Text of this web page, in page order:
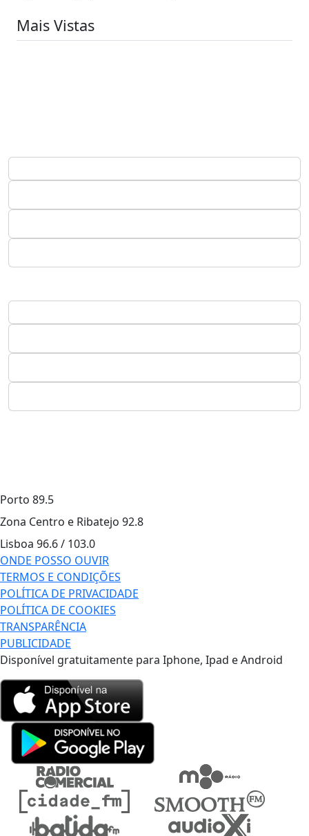
Mais Vistas
Porto 89.5
Zona Centro e Ribatejo 92.8
Lisboa 96.6 / 103.0
ONDE POSSO OUVIR
TERMOS E CONDIÇÕES
POLÍTICA DE PRIVACIDADE
POLÍTICA DE COOKIES
TRANSPARÊNCIA
PUBLICIDADE
Disponível gratuitamente para Iphone, Ipad e Android